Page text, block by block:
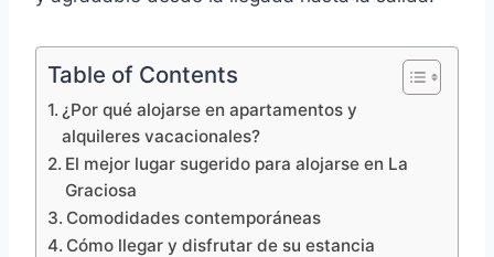
Table of Contents
¿Por qué alojarse en apartamentos y
alquileres vacacionales?
El mejor lugar sugerido para alojarse en La
Graciosa
Comodidades contemporáneas
Cómo llegar y disfrutar de su estancia